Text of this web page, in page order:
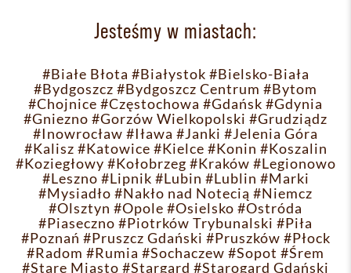
Jesteśmy w miastach:
#Białe Błota #Białystok #Bielsko-Biała
#Bydgoszcz #Bydgoszcz Centrum #Bytom
#Chojnice #Częstochowa #Gdańsk #Gdynia
#Gniezno #Gorzów Wielkopolski #Grudziądz
#Inowrocław #Iława #Janki #Jelenia Góra
#Kalisz #Katowice #Kielce #Konin #Koszalin
#Koziegłowy #Kołobrzeg #Kraków #Legionowo
#Leszno #Lipnik #Lubin #Lublin #Marki
#Mysiadło #Nakło nad Notecią #Niemcz
#Olsztyn #Opole #Osielsko #Ostróda
#Piaseczno #Piotrków Trybunalski #Piła
#Poznań #Pruszcz Gdański #Pruszków #Płock
#Radom #Rumia #Sochaczew #Sopot #Śrem
#Stare Miasto #Stargard #Starogard Gdański